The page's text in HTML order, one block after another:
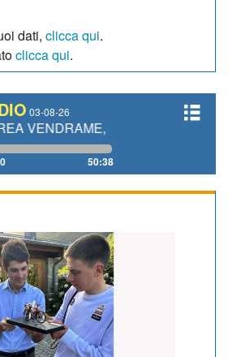
dati, clicca qui.
clicca qui.
03-08-26
FILIPPO FIORELLI
50:38